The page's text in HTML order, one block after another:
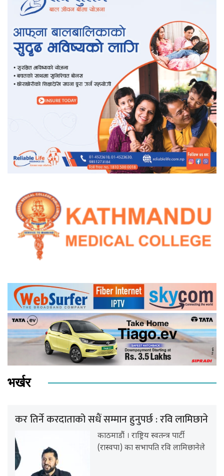
भर्खर
कर तिर्ने करदाताको सधैं सम्मान हुनुपर्छ : रवि लामिछाने
काठमाडौं । राष्ट्रिय स्वतन्त्र पार्टी
(रास्वपा) का सभापति रवि लामिछानेले